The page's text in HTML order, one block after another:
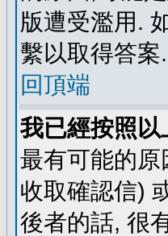
版遭受濫用.
繫以取得答案.
回頂端
我已經按照
最有可能的
收取確認信)
後者的話, 很